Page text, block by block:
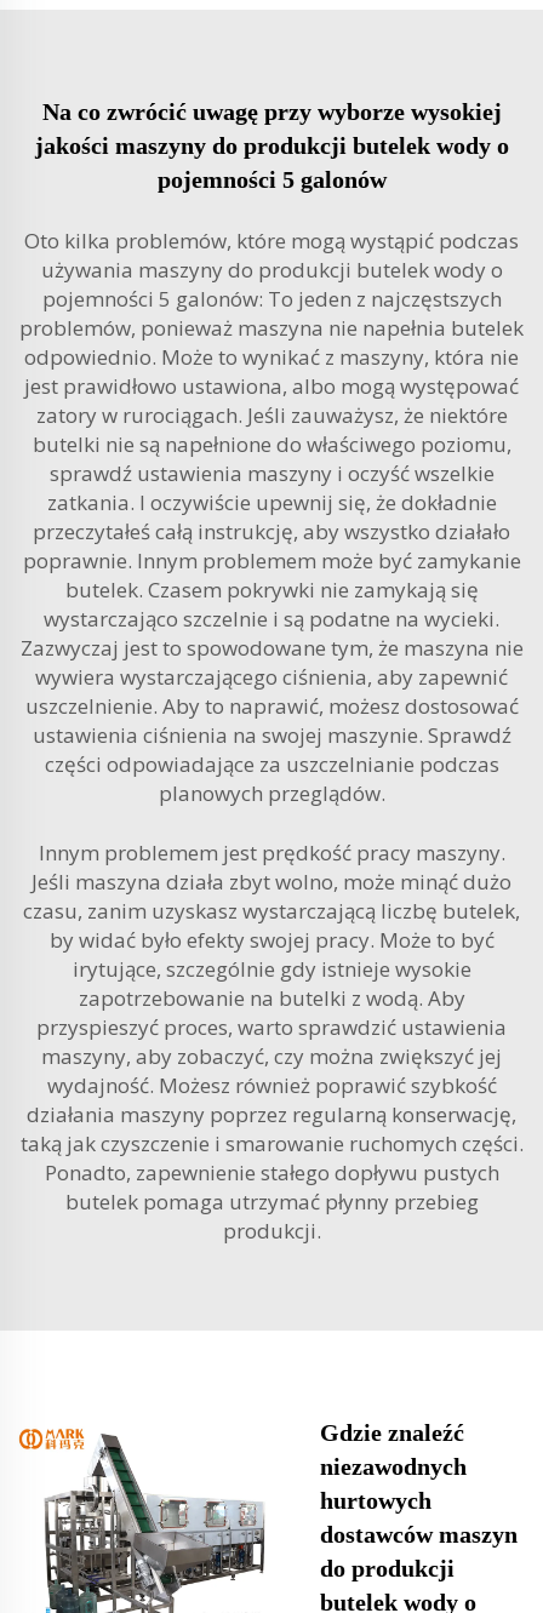
Na co zwrócić uwagę przy wyborze wysokiej
jakości maszyny do produkcji butelek wody o
pojemności 5 galonów
Oto kilka problemów, które mogą wystąpić podczas
używania maszyny do produkcji butelek wody o
pojemności 5 galonów: To jeden z najczęstszych
problemów, ponieważ maszyna nie napełnia butelek
odpowiednio. Może to wynikać z maszyny, która nie
jest prawidłowo ustawiona, albo mogą występować
zatory w rurociągach. Jeśli zauważysz, że niektóre
butelki nie są napełnione do właściwego poziomu,
sprawdź ustawienia maszyny i oczyść wszelkie
zatkania. I oczywiście upewnij się, że dokładnie
przeczytałeś całą instrukcję, aby wszystko działało
poprawnie. Innym problemem może być zamykanie
butelek. Czasem pokrywki nie zamykają się
wystarczająco szczelnie i są podatne na wycieki.
Zazwyczaj jest to spowodowane tym, że maszyna nie
wywiera wystarczającego ciśnienia, aby zapewnić
uszczelnienie. Aby to naprawić, możesz dostosować
ustawienia ciśnienia na swojej maszynie. Sprawdź
części odpowiadające za uszczelnianie podczas
planowych przeglądów.
Innym problemem jest prędkość pracy maszyny.
Jeśli maszyna działa zbyt wolno, może minąć dużo
czasu, zanim uzyskasz wystarczającą liczbę butelek,
by widać było efekty swojej pracy. Może to być
irytujące, szczególnie gdy istnieje wysokie
zapotrzebowanie na butelki z wodą. Aby
przyspieszyć proces, warto sprawdzić ustawienia
maszyny, aby zobaczyć, czy można zwiększyć jej
wydajność. Możesz również poprawić szybkość
działania maszyny poprzez regularną konserwację,
taką jak czyszczenie i smarowanie ruchomych części.
Ponadto, zapewnienie stałego dopływu pustych
butelek pomaga utrzymać płynny przebieg
produkcji.
Gdzie znaleźć
niezawodnych
hurtowych
dostawców maszyn
do produkcji
butelek wody o